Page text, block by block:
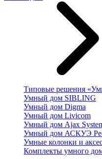
Типовые решения
Умный дом SIBLING
Умный дом Digma
Умный дом Livicom
Умный дом Ajax
Умный дом АСКУЭ
Умные колонки и
Комплекты умного